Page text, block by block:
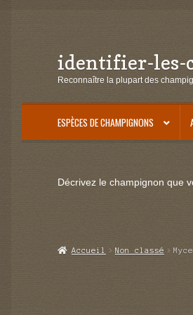
Aller
à
navigation
Aller
au
identifier-les-
Reconnaître la plupart des
ESPÈCES DE CHAMPIGNONS
Décrivez le champignon que
Accueil Non classé